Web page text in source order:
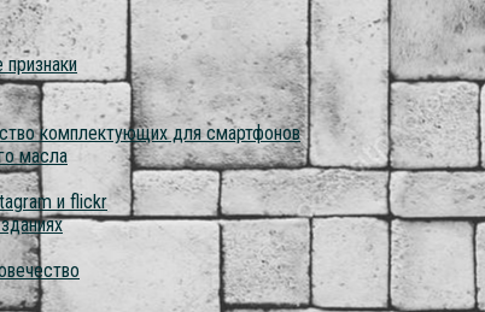
признаки
комплектующих для смартфонов
масла
и flickr